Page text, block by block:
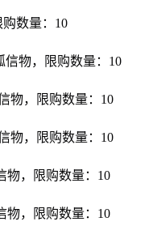
数量：10
信物，限购数量：10
物，限购数量：10
物，限购数量：10
物，限购数量：10
物，限购数量：10